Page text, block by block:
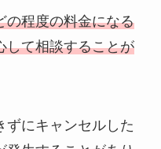
の程度の料金になる
して相談することが
ずにキャンセルした